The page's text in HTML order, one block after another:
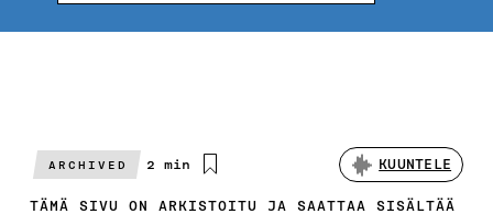
ARCHIVED
Arvioitu
2 min KUUNTELE
TÄMÄ SIVU ON ARKISTOITU JA SAATTAA SISÄLTÄÄ